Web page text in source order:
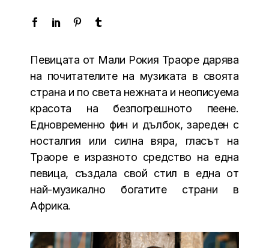
Певицата от Мали Рокия Траоре дарява
на почитателите на музиката в своята
страна и по света нежната и неописуема
красота на безпогрешното пеене.
Едновременно фин и дълбок, зареден с
носталгия или силна вяра, гласът на
Траоре е изразното средство на една
певица, създала свой стил в една от
най-музикално богатите страни в
Африка.